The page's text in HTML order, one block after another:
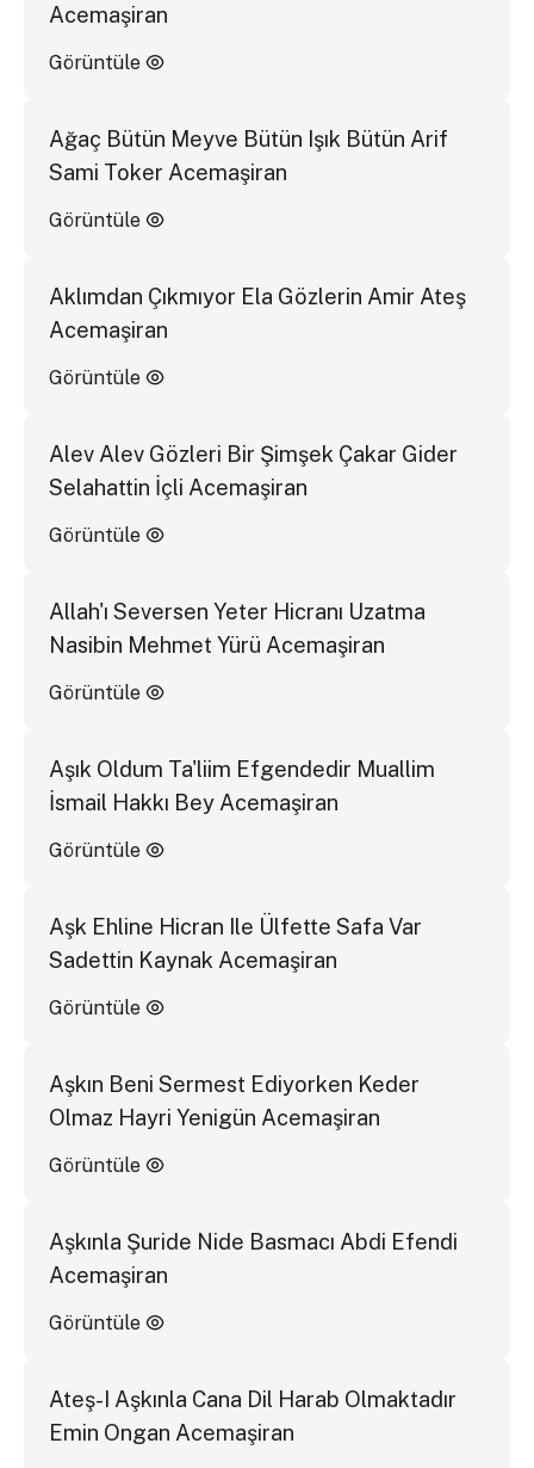
Acemaşiran
Görüntüle
Ağaç Bütün Meyve Bütün Işık Bütün Arif
Sami Toker Acemaşiran
Görüntüle
Aklımdan Çıkmıyor Ela Gözlerin Amir Ateş
Acemaşiran
Görüntüle
Alev Alev Gözleri Bir Şimşek Çakar Gider
Selahattin İçli Acemaşiran
Görüntüle
Allah'ı Seversen Yeter Hicranı Uzatma
Nasibin Mehmet Yürü Acemaşiran
Görüntüle
Aşık Oldum Ta'liim Efgendedir Muallim
İsmail Hakkı Bey Acemaşiran
Görüntüle
Aşk Ehline Hicran Ile Ülfette Safa Var
Sadettin Kaynak Acemaşiran
Görüntüle
Aşkın Beni Sermest Ediyorken Keder
Olmaz Hayri Yenigün Acemaşiran
Görüntüle
Aşkınla Şuride Nide Basmacı Abdi Efendi
Acemaşiran
Görüntüle
Ateş-I Aşkınla Cana Dil Harab Olmaktadır
Emin Ongan Acemaşiran